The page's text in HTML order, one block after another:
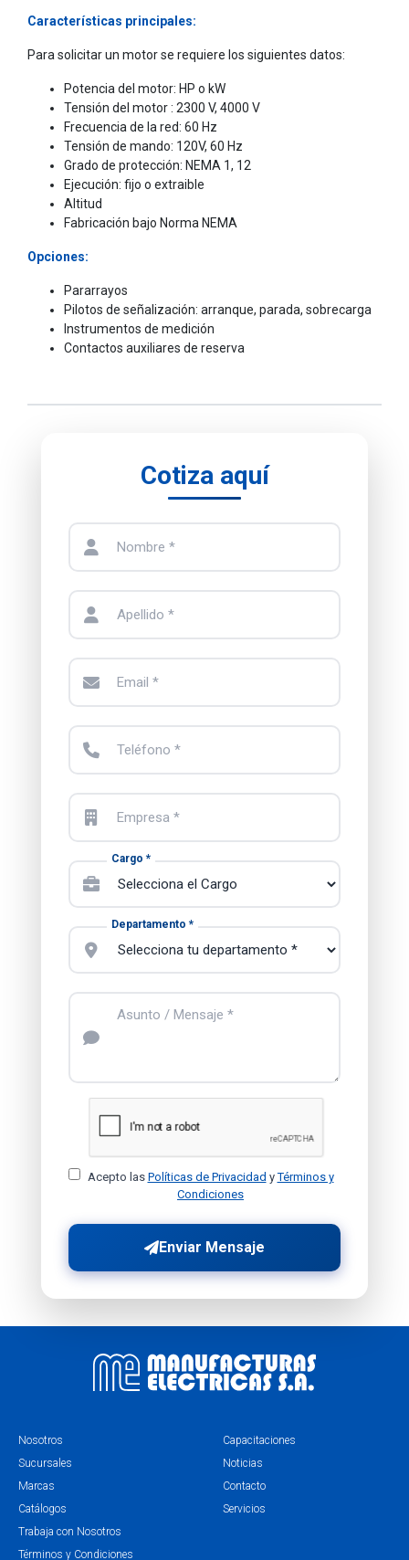
Características principales:
Para solicitar un motor se requiere los siguientes datos:
Potencia del motor: HP o kW
Tensión del motor : 2300 V, 4000 V
Frecuencia de la red: 60 Hz
Tensión de mando: 120V, 60 Hz
Grado de protección: NEMA 1, 12
Ejecución: fijo o extraible
Altitud
Fabricación bajo Norma NEMA
Opciones:
Pararrayos
Pilotos de señalización: arranque, parada, sobrecarga
Instrumentos de medición
Contactos auxiliares de reserva
Cotiza aquí
Nombre *
Apellido *
Email *
Teléfono *
Empresa *
Cargo *
Departamento *
Asunto / Mensaje *
Acepto las Políticas de Privacidad yTérminos y
Condiciones
Enviar Mensaje
Nosotros
Sucursales
Marcas
Catálogos
Capacitaciones
Noticias
Contacto
Servicios
Trabaja con Nosotros
Términos y Condiciones